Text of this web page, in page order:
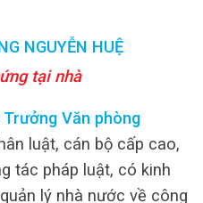
NGUYỄN HUỆ
tại nhà
Văn phòng
luật, cán bộ cấp cao,
tác pháp luật, có kinh
lý nhà nước về công